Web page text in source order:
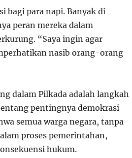
bagi para napi. Banyak di
peran mereka dalam
“Saya ingin agar
nasib orang-orang
dalam Pilkada adalah langkah
pentingnya demokrasi
semua warga negara, tanpa
proses pemerintahan,
hukum.